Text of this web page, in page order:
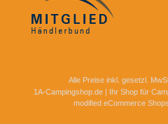
Alle Preise inkl. gesetzl.
1A-Campingshop.de | Ihr Shop für
modified eCommerce